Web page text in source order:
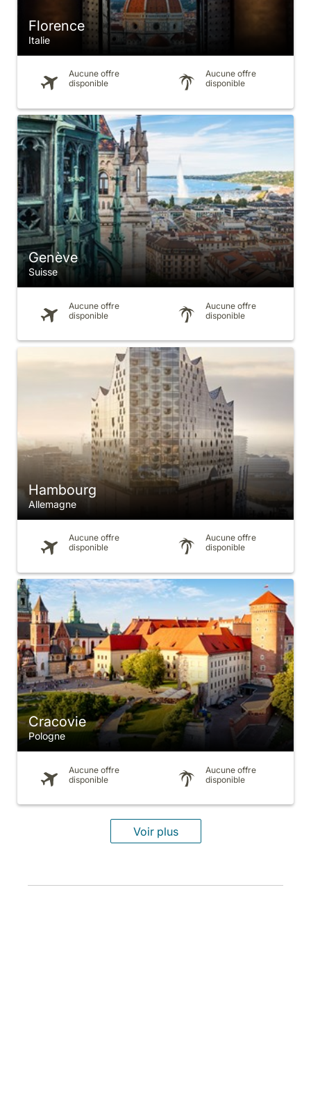
Florence
Italie
Aucune offre
disponible
Aucune offre
disponible
Genève
Suisse
Aucune offre
disponible
Aucune offre
disponible
Hambourg
Allemagne
Aucune offre
disponible
Aucune offre
disponible
Cracovie
Pologne
Aucune offre
disponible
Aucune offre
disponible
Voir plus